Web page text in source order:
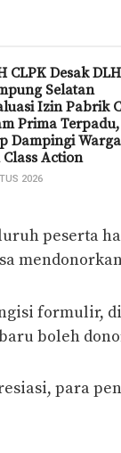
CLPK Desak DLH
Selatan
Izin Pabrik
Prima Terpadu,
Dampingi Warga
Action
2026
peserta
formulir,
boleh
para